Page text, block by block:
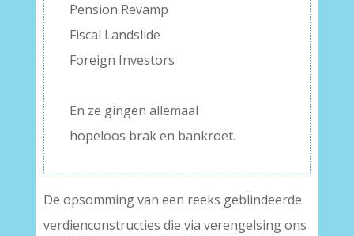
Pension Revamp
Fiscal Landslide
Foreign Investors
En ze gingen allemaal
hopeloos brak en bankroet.
De opsomming van een reeks geblindeerde
verdienconstructies die via verengelsing ons